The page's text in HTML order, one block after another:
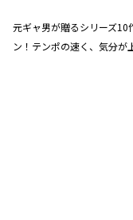
元ギャ男が贈るシリーズ10
ン！テンポの速く、気分が